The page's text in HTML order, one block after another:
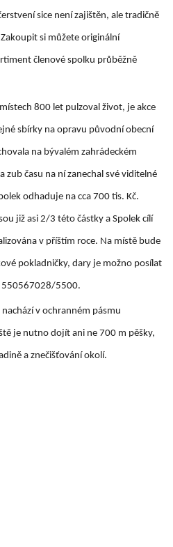
sice není zajištěn, ale tradičně
si můžete originální
členové spolku průběžně
800 let pulzoval život, je akce
sbírky na opravu původní obecní
na bývalém zahrádeckém
zub času na ní zanechal své viditelné
odhaduje na cca 700 tis. Kč.
již asi 2/3 této částky a Spolek cílí
v příštím roce. Na místě bude
pokladničky, dary je možno posílat
550567028/5500.
v ochranném pásmu
je nutno dojít ani ne 700 m pěšky,
a znečišťování okolí.